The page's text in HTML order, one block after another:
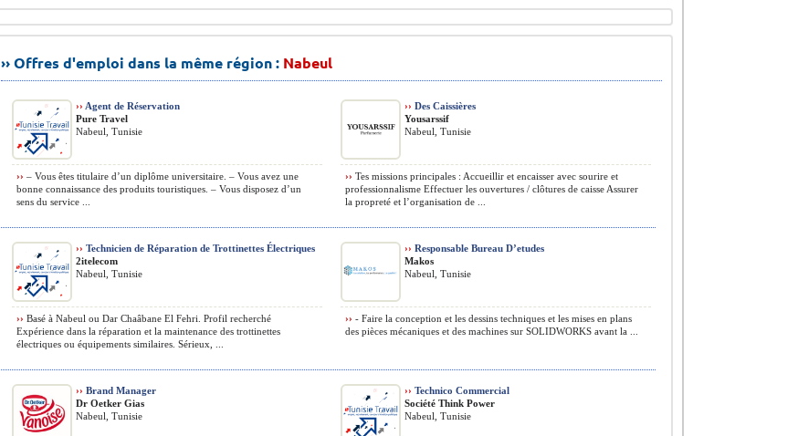
›› Offres d'emploi dans la même région : Nabeul
›› Agent de Réservation
Pure Travel
Nabeul, Tunisie
›› – Vous êtes titulaire d’un diplôme universitaire. – Vous avez une
bonne connaissance des produits touristiques. – Vous disposez d’un
sens du service ...
›› Des Caissières
Yousarssif
Nabeul, Tunisie
›› Tes missions principales : Accueillir et encaisser avec sourire et
professionnalisme Effectuer les ouvertures / clôtures de caisse Assurer
la propreté et l’organisation de ...
›› Technicien de Réparation de Trottinettes Électriques
2itelecom
Nabeul, Tunisie
›› Basé à Nabeul ou Dar Chaâbane El Fehri. Profil recherché
Expérience dans la réparation et la maintenance des trottinettes
électriques ou équipements similaires. Sérieux, ...
›› Responsable Bureau D’etudes
Makos
Nabeul, Tunisie
›› - Faire la conception et les dessins techniques et les mises en plans
des pièces mécaniques et des machines sur SOLIDWORKS avant la ...
›› Brand Manager
Dr Oetker Gias
Nabeul, Tunisie
›› Technico Commercial
Société Think Power
Nabeul, Tunisie